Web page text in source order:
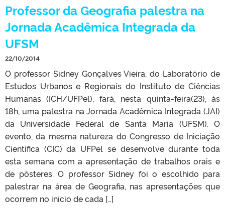
Professor da Geografia palestra na
Jornada Acadêmica Integrada da
UFSM
22/10/2014
O professor Sidney Gonçalves Vieira, do Laboratório de
Estudos Urbanos e Regionais do Instituto de Ciências
Humanas (ICH/UFPel), fará, nesta quinta-feira(23), às
18h, uma palestra na Jornada Acadêmica Integrada (JAI)
da Universidade Federal de Santa Maria (UFSM). O
evento, da mesma natureza do Congresso de Iniciação
Científica (CIC) da UFPel se desenvolve durante toda
esta semana com a apresentação de trabalhos orais e
de pôsteres. O professor Sidney foi o escolhido para
palestrar na área de Geografia, nas apresentações que
ocorrem no início de cada […]